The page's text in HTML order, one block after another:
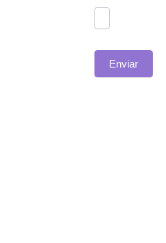
Subscríbete
Enviar